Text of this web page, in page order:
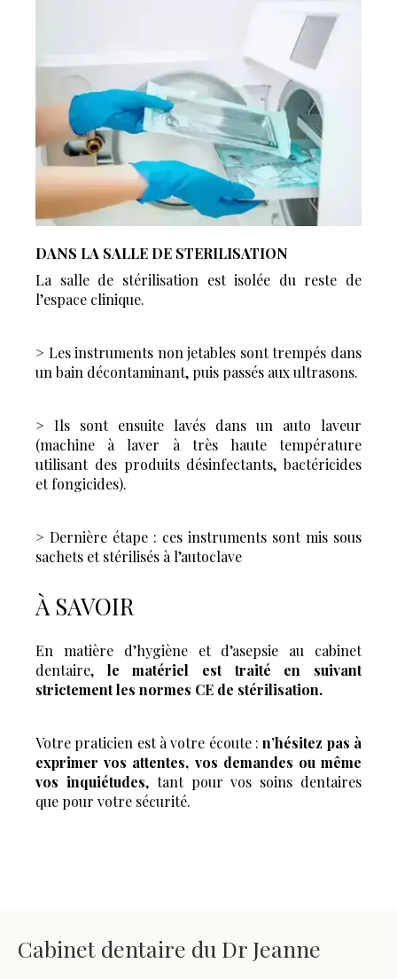
DANS LA SALLE DE STERILISATION
La salle de stérilisation est isolée du reste de
l’espace clinique.
> Les instruments non jetables sont trempés dans
un bain décontaminant, puis passés aux ultrasons.
> Ils sont ensuite lavés dans un auto laveur
(machine à laver à très haute température
utilisant des produits désinfectants, bactéricides
et fongicides).
> Dernière étape : ces instruments sont mis sous
sachets et stérilisés à l’autoclave
À SAVOIR
En matière d’hygiène et d’asepsie au cabinet
dentaire, le matériel est traité en suivant
strictement les normes CE de stérilisation.
Votre praticien est à votre écoute :n’hésitez pas à
exprimer vos attentes, vos demandes ou même
vos inquiétudes, tant pour vos soins dentaires
que pour votre sécurité.
Cabinet dentaire du Dr Jeanne